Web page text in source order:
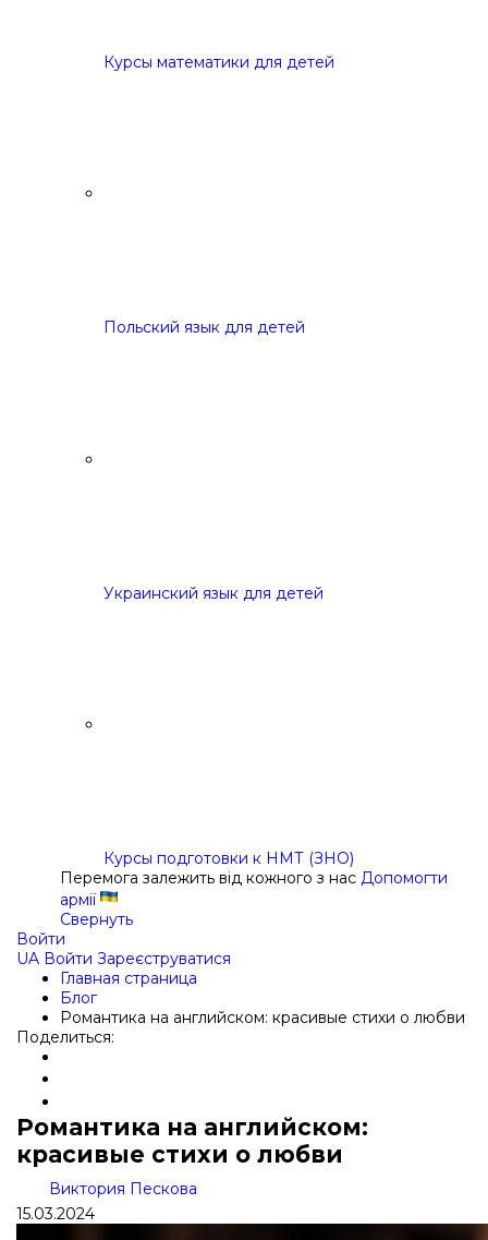
Курсы математики для детей
Польский язык для детей
Украинский язык для детей
Курсы подготовки к НМТ (ЗНО)
Перемога залежить від кожного з нас Допомогти
армії
Свернуть
Войти
UA Войти Зареєструватися
Главная страница
Блог
Романтика на английском: красивые стихи о любви
Поделиться:
Романтика на английском:
красивые стихи о любви
Виктория Пескова
15.03.2024